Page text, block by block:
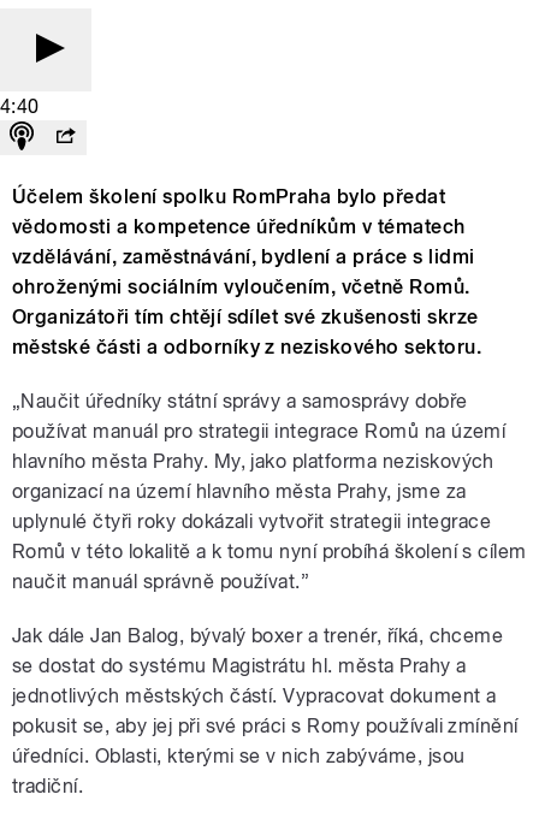
4:40
Účelem školení spolku RomPraha bylo předat
vědomosti a kompetence úředníkům v tématech
vzdělávání, zaměstnávání, bydlení a práce s lidmi
ohroženými sociálním vyloučením, včetně Romů.
Organizátoři tím chtějí sdílet své zkušenosti skrze
městské části a odborníky z neziskového sektoru.
„Naučit úředníky státní správy a samosprávy dobře
používat manuál pro strategii integrace Romů na území
hlavního města Prahy. My, jako platforma neziskových
organizací na území hlavního města Prahy, jsme za
uplynulé čtyři roky dokázali vytvořit strategii integrace
Romů v této lokalitě a k tomu nyní probíhá školení s cílem
naučit manuál správně používat.”
Jak dále Jan Balog, bývalý boxer a trenér, říká, chceme
se dostat do systému Magistrátu hl. města Prahy a
jednotlivých městských částí. Vypracovat dokument a
pokusit se, aby jej při své práci s Romy používali zmínění
úředníci. Oblasti, kterými se v nich zabýváme, jsou
tradiční.